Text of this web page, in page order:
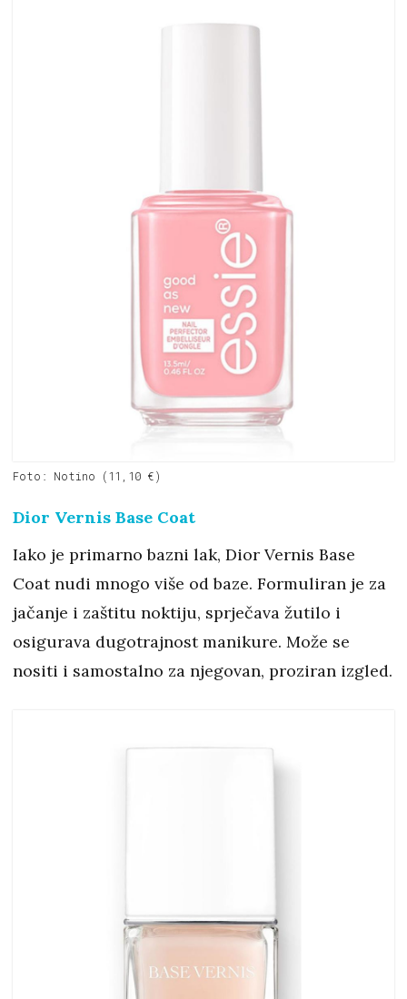
Foto: Notino (11,10 €)
Dior Vernis Base Coat
Iako je primarno bazni lak, Dior Vernis Base
Coat nudi mnogo više od baze. Formuliran je za
jačanje i zaštitu noktiju, sprječava žutilo i
osigurava dugotrajnost manikure. Može se
nositi i samostalno za njegovan, proziran izgled.